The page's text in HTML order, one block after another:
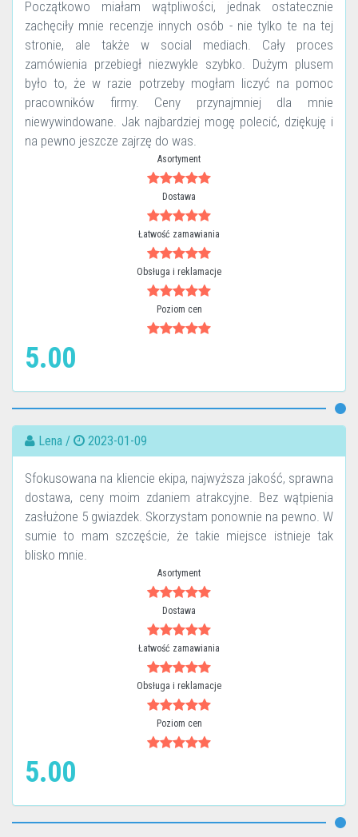
Początkowo miałam wątpliwości, jednak ostatecznie
zachęciły mnie recenzje innych osób - nie tylko te na tej
stronie, ale także w social mediach. Cały proces
zamówienia przebiegł niezwykle szybko. Dużym plusem
było to, że w razie potrzeby mogłam liczyć na pomoc
pracowników firmy. Ceny przynajmniej dla mnie
niewywindowane. Jak najbardziej mogę polecić, dziękuję i
na pewno jeszcze zajrzę do was.
Asortyment
Dostawa
Łatwość zamawiania
Obsługa i reklamacje
Poziom cen
5.00
Lena / 2023-01-09
Sfokusowana na kliencie ekipa, najwyższa jakość, sprawna
dostawa, ceny moim zdaniem atrakcyjne. Bez wątpienia
zasłużone 5 gwiazdek. Skorzystam ponownie na pewno. W
sumie to mam szczęście, że takie miejsce istnieje tak
blisko mnie.
Asortyment
Dostawa
Łatwość zamawiania
Obsługa i reklamacje
Poziom cen
5.00